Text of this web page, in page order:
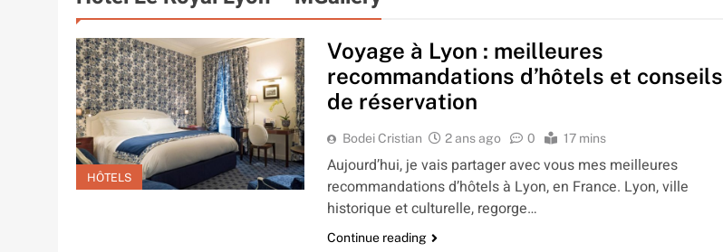
HÔTELS
Voyage à Lyon : meilleures
recommandations d’hôtels et conseils
de réservation
Bodei Cristian 2 ans ago 0 17 mins
Aujourd’hui, je vais partager avec vous mes meilleures
recommandations d’hôtels à Lyon, en France. Lyon, ville
historique et culturelle, regorge…
Continue reading